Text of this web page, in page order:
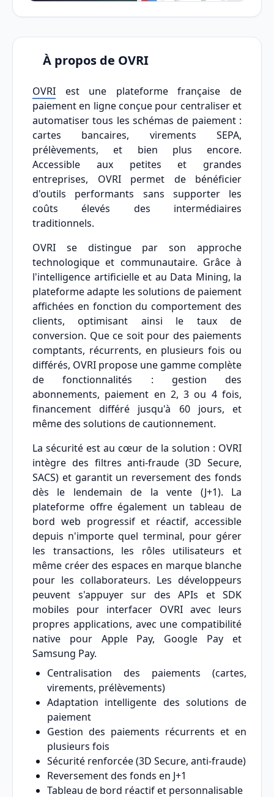
À propos de OVRI
OVRI est une plateforme française de
paiement en ligne conçue pour centraliser et
automatiser tous les schémas de paiement :
cartes bancaires, virements SEPA,
prélèvements, et bien plus encore.
Accessible aux petites et grandes
entreprises, OVRI permet de bénéficier
d'outils performants sans supporter les
coûts élevés des intermédiaires
traditionnels.
OVRI se distingue par son approche
technologique et communautaire. Grâce à
l'intelligence artificielle et au Data Mining, la
plateforme adapte les solutions de paiement
affichées en fonction du comportement des
clients, optimisant ainsi le taux de
conversion. Que ce soit pour des paiements
comptants, récurrents, en plusieurs fois ou
différés, OVRI propose une gamme complète
de fonctionnalités : gestion des
abonnements, paiement en 2, 3 ou 4 fois,
financement différé jusqu'à 60 jours, et
même des solutions de cautionnement.
La sécurité est au cœur de la solution : OVRI
intègre des filtres anti-fraude (3D Secure,
SACS) et garantit un reversement des fonds
dès le lendemain de la vente (J+1). La
plateforme offre également un tableau de
bord web progressif et réactif, accessible
depuis n'importe quel terminal, pour gérer
les transactions, les rôles utilisateurs et
même créer des espaces en marque blanche
pour les collaborateurs. Les développeurs
peuvent s'appuyer sur des APIs et SDK
mobiles pour interfacer OVRI avec leurs
propres applications, avec une compatibilité
native pour Apple Pay, Google Pay et
Samsung Pay.
Centralisation des paiements (cartes,
virements, prélèvements)
Adaptation intelligente des solutions de
paiement
Gestion des paiements récurrents et en
plusieurs fois
Sécurité renforcée (3D Secure, anti-fraude)
Reversement des fonds en J+1
Tableau de bord réactif et personnalisable